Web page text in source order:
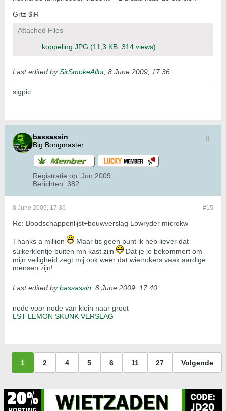
Grtz $iR
Attached Files
koppeling.JPG (11,3 KB, 314 views)
Last edited bySirSmokeAllot; 8 June 2009, 17:36
sigpic
bassassin
Big Bongmaster
Registratie op: Jun 2009
Berichten: 382
#15
8 June 2009, 17:36
Re: Boodschappenlijst+bouwverslag Lowryder microkw
Thanks a million
Maar tis geen punt ik heb liever dat
suikerklontje buiten mn kast zijn
Dat je je bekommert om
mijn veiligheid zegt mij ook weer dat wietrokers vaak aardige
mensen zijn!
Last edited bybassassin; 8 June 2009, 17:40
node voor node van klein naar groot
LST LEMON SKUNK VERSLAG
1 2 4 5 6 11 27 Volgende